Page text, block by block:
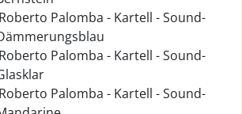
Palomba - Kartell - Sound-
Palomba - Kartell - Sound-
Palomba - Kartell - Sound-